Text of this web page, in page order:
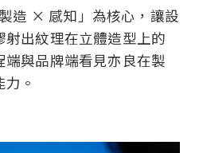
造 × 感知」為核心，讓設
出紋理在立體造型上的
與品牌端看見亦良在製
。